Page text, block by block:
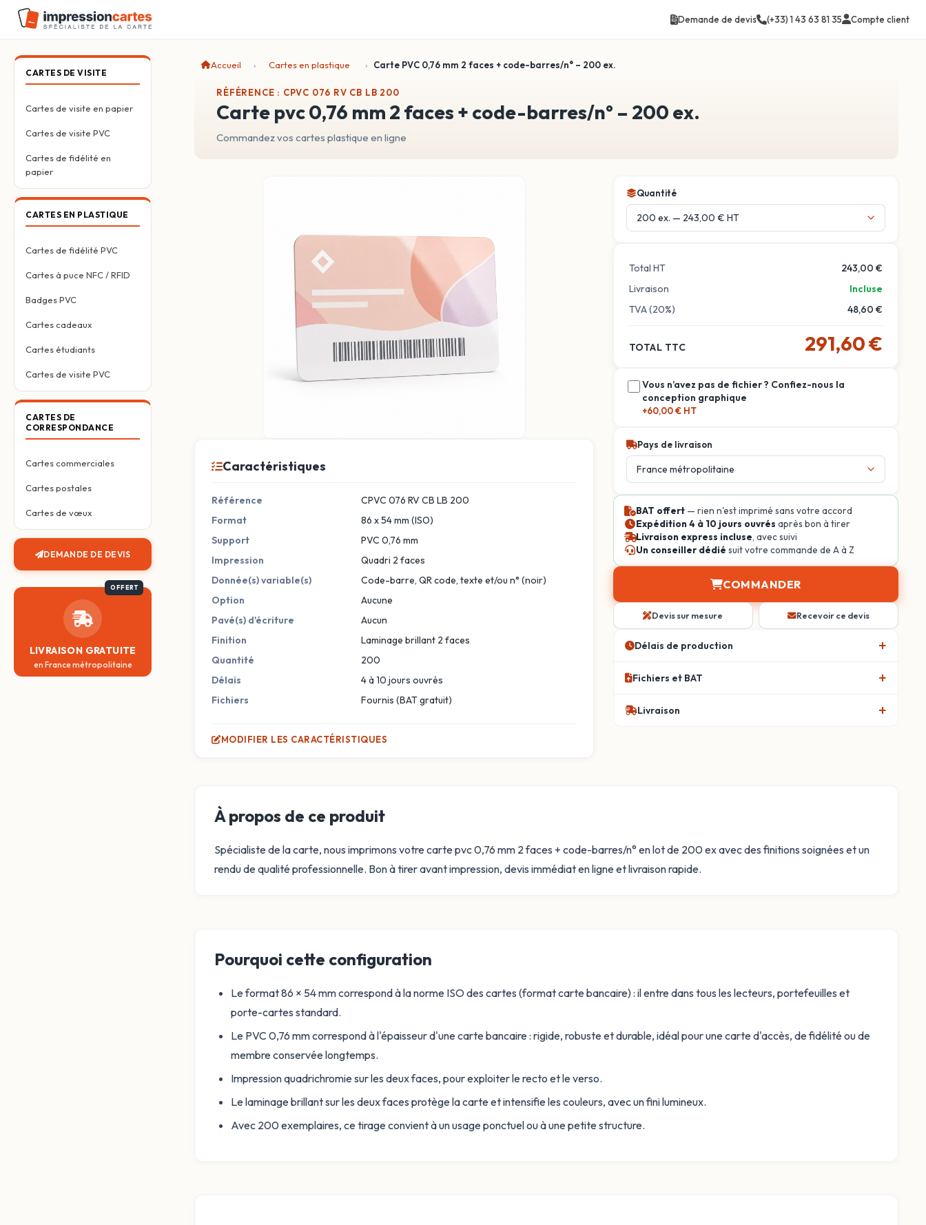
Demande de devis (+33) 1 43 63 81 35 Compte client
CARTES DE VISITE
Cartes de visite en papier
Cartes de visite PVC
Cartes de fidélité en
papier
CARTES EN PLASTIQUE
Cartes de fidélité PVC
Cartes à puce NFC / RFID
Badges PVC
Cartes cadeaux
Cartes étudiants
Cartes de visite PVC
CARTES DE
CORRESPONDANCE
Cartes commerciales
Cartes postales
Cartes de vœux
DEMANDE DE DEVIS
LIVRAISON GRATUITE
en France métropolitaine
Accueil Cartes en plastique Carte PVC 0,76 mm 2 faces + code-barres/n° – 200 ex.
RÉFÉRENCE : CPVC 076 RV CB LB 200
carte pvc 0,76 mm 2 faces + code-barres/n° – 200 ex.
Commandez vos cartes plastique en ligne
Caractéristiques
Référence
CPVC 076 RV CB LB 200
Format
86 x 54 mm (ISO)
Support
PVC 0,76 mm
Impression
Quadri 2 faces
Donnée(s) variable(s)
Code-barre, QR code, texte et/ou n° (noir)
Option
Aucune
Pavé(s) d'écriture
Aucun
Finition
Laminage brillant 2 faces
Quantité
200
Délais
4 à 10 jours ouvrés
Fichiers
Fournis (BAT gratuit)
MODIFIER LES CARACTÉRISTIQUES
Quantité
Total HT
243,00 €
Livraison
Incluse
TVA (20%)
48,60 €
TOTAL TTC 291,60 €
Vous n’avez pas de fichier ? Confiez-nous la
conception graphique
+60,00 € HT
Pays de livraison
BAT offert— rien n'est imprimé sans votre accord
Expédition 4 à 10 jours ouvrés après bon à tirer
Livraison express incluse, avec suivi
Un conseiller dédié suit votre commande de A à Z
COMMANDER
Devis sur mesure Recevoir ce devis
Délais de production
Fichiers et BAT
Livraison
À propos de ce produit
Spécialiste de la carte, nous imprimons votre carte pvc 0,76 mm 2 faces + code-barres/n° en lot de 200 ex avec des finitions soignées et un
rendu de qualité professionnelle. Bon à tirer avant impression, devis immédiat en ligne et livraison rapide.
Pourquoi cette configuration
Le format 86 × 54 mm correspond à la norme ISO des cartes (format carte bancaire) : il entre dans tous les lecteurs, portefeuilles et
porte-cartes standard.
Le PVC 0,76 mm correspond à l'épaisseur d'une carte bancaire : rigide, robuste et durable, idéal pour une carte d'accès, de fidélité ou de
membre conservée longtemps.
Impression quadrichromie sur les deux faces, pour exploiter le recto et le verso.
Le laminage brillant sur les deux faces protège la carte et intensifie les couleurs, avec un fini lumineux.
Avec 200 exemplaires, ce tirage convient à un usage ponctuel ou à une petite structure.